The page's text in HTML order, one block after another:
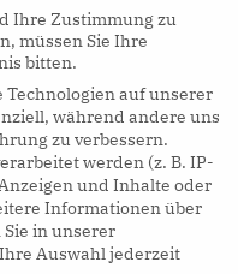
Ihre Zustimmung zu
müssen Sie Ihre
bitten.
Technologien auf unserer
während andere uns
zu verbessern.
werden (z. B. IP-
und Inhalte oder
Informationen über
in unserer
Auswahl jederzeit